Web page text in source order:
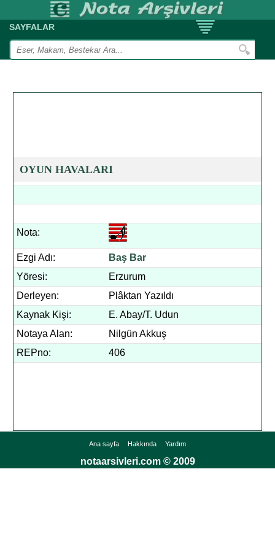
SAYFALAR
OYUN HAVALARI
Nota:
Ezgi Adı:
Baş Bar
Yöresi:
Erzurum
Derleyen:
Plâktan Yazıldı
Kaynak Kişi:
E. Abay/T. Udun
Notaya Alan:
Nilgün Akkuş
REPno:
406
Ana sayfa Hakkında Yardım
notaarsivleri.com © 2009